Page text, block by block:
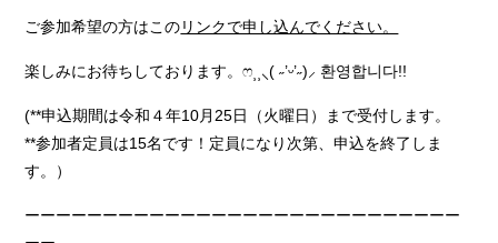
ご参加希望の方はこのリンクで申し込んでください。
楽しみにお待ちしております。ෆ⸒⸒⸜( ˶’ᵕ’˶)⸝ 환영합니다!!
(**申込期間は令和４年10月25日（火曜日）まで受付します。
**参加者定員は15名です！定員になり次第、申込を終了しま
す。）
ーーーーーーーーーーーーーーーーーーーーーーーーーーーー